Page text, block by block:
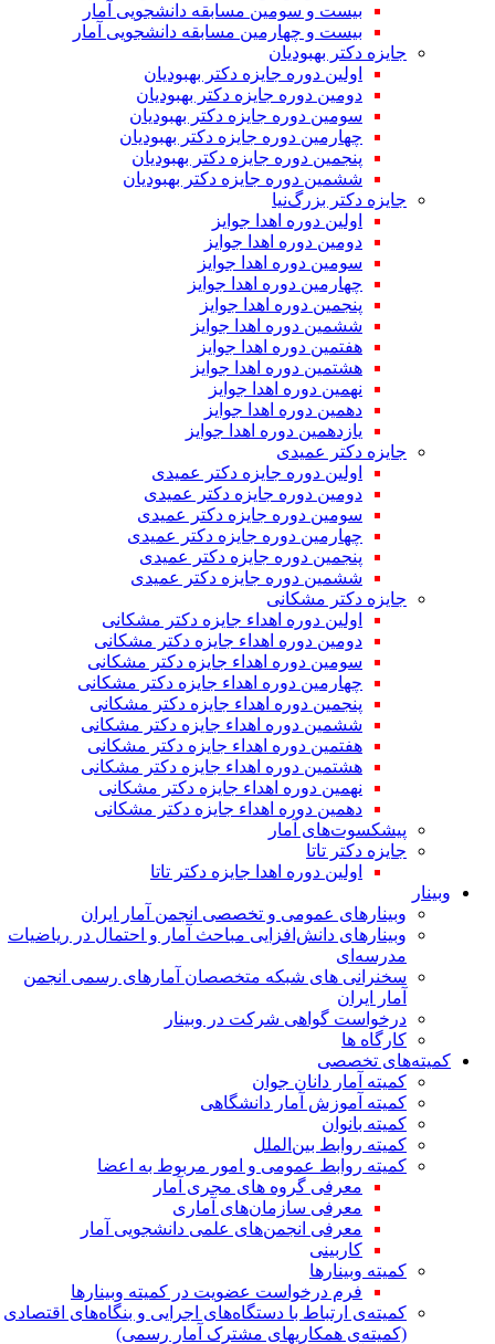
بیست و سومین مسابقه دانشجویی آمار
بیست و چهارمین مسابقه دانشجویی آمار
جایزه دکتر بهبودیان
اولین دوره جایزه دکتر بهبودیان
دومین دوره جایزه دکتر بهبودیان
سومین دوره جایزه دکتر بهبودیان
چهارمین دوره جایزه دکتر بهبودیان
پنجمین دوره جایزه دکتر بهبودیان
ششمین دوره جایزه دکتر بهبودیان
جایزه دکتر بزرگ‌نیا
اولین دوره اهدا جوایز
دومین دوره اهدا جوایز
سومین دوره اهدا جوایز
چهارمین دوره اهدا جوایز
پنجمین دوره اهدا جوایز
ششمین دوره اهدا جوایز
هفتمین دوره اهدا جوایز
هشتمین دوره اهدا جوایز
نهمین دوره اهدا جوایز
دهمین دوره اهدا جوایز
یازدهمین دوره اهدا جوایز
جایزه دکتر عمیدی
اولین دوره جایزه دکتر عمیدی
دومین دوره جایزه دکتر عمیدی
سومین دوره جایزه دکتر عمیدی
چهارمین دوره جایزه دکتر عمیدی
پنجمین دوره جایزه دکتر عمیدی
ششمین دوره جایزه دکتر عمیدی
جایزه دکتر مشکانی
اولین دوره اهداء جایزه دکتر مشکانی
دومین دوره اهداء جایزه دکتر مشکانی
سومین دوره اهداء جایزه دکتر مشکانی
چهارمین دوره اهداء جایزه دکتر مشکانی
پنجمین دوره اهداء جایزه دکتر مشکانی
ششمین دوره اهداء جایزه دکتر مشکانی
هفتمین دوره اهداء جایزه دکتر مشکانی
هشتمین دوره اهداء جایزه دکتر مشکانی
نهمین دوره اهداء جایزه دکتر مشکانی
دهمین دوره اهداء جایزه دکتر مشکانی
پیشکسوت‌های آمار
جایزه دکتر تاتا
اولین دوره اهدا جایزه دکتر تاتا
وبینار
وبینارهای عمومی و تخصصی انجمن آمار ایران
وبینارهای دانش‌افزایی مباحث آمار و احتمال در ریاضیات
مدرسه‌ای
سخنرانی های شبکه متخصصان آمارهای رسمی انجمن
آمار ایران
درخواست گواهی شرکت در وبینار
کارگاه ها
کمیته‌های تخصصی
کمیته آمار دانان جوان
کمیته آموزش آمار دانشگاهی
کمیته بانوان
کمیته روابط بین‌الملل
کمیته روابط عمومی و امور مربوط به اعضا
معرفی گروه های مجری آمار
معرفی سازمان‌های آماری
معرفی انجمن‌های علمی دانشجویی آمار
کاربینی
کمیته وبینارها
فرم درخواست عضویت در کمیته وبینارها
کمیته‌ی ارتباط با دستگاه‌های اجرایی و بنگاه‌های اقتصادی
(کمیته‌ی همکاریهای مشترک آمار رسمی)